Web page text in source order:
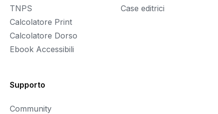
TNPS
Calcolatore Print
Calcolatore Dorso
Ebook Accessibili
Case editrici
Supporto
Community